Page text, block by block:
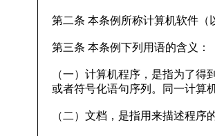
第二条 本条例所称计算机软件（
第三条 本条例下列用语的含义：
（一）计算机程序，是指为了
或者符号化语句序列。同一计算
（二）文档，是指用来描述程